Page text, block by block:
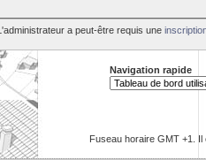
a peut-être requis une
Navigation rapide
Fuseau horaire GMT +1. Il